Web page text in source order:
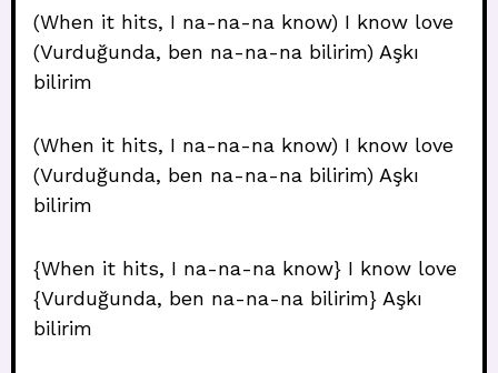
(When it hits, I na-na-na know) I know love
(Vurduğunda, ben na-na-na bilirim) Aşkı
bilirim
(When it hits, I na-na-na know) I know love
(Vurduğunda, ben na-na-na bilirim) Aşkı
bilirim
{When it hits, I na-na-na know} I know love
{Vurduğunda, ben na-na-na bilirim} Aşkı
bilirim